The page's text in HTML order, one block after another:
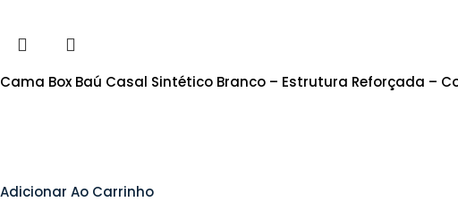
Cama Box Baú Casal Sintético Branco – Estrutura Reforçada –
Adicionar Ao Carrinho